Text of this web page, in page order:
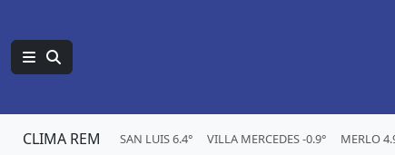
CLIMA REM SAN LUIS 6.4° VILLA MERCEDES -0.9° MERLO